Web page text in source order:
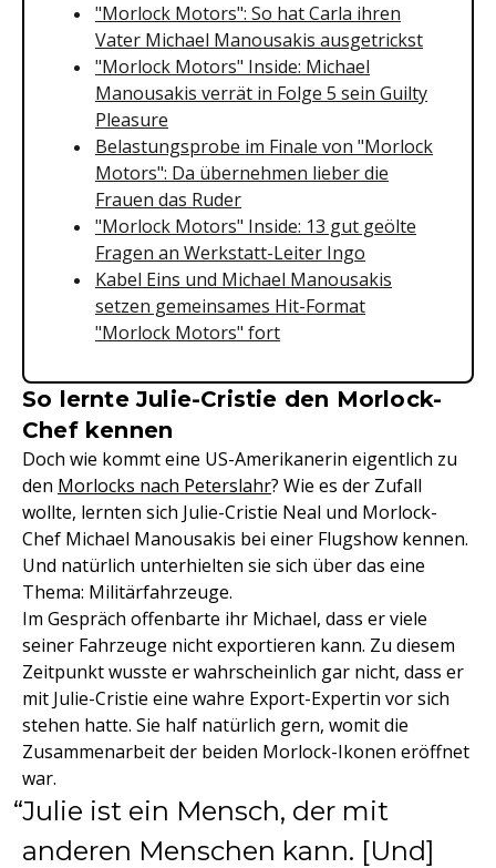
"Morlock Motors": So hat Carla ihren
Vater Michael Manousakis ausgetrickst
"Morlock Motors" Inside: Michael
Manousakis verrät in Folge 5 sein Guilty
Pleasure
Belastungsprobe im Finale von "Morlock
Motors": Da übernehmen lieber die
Frauen das Ruder
"Morlock Motors" Inside: 13 gut geölte
Fragen an Werkstatt-Leiter Ingo
Kabel Eins und Michael Manousakis
setzen gemeinsames Hit-Format
"Morlock Motors" fort
So lernte Julie-Cristie den Morlock-
Chef kennen
Doch wie kommt eine US-Amerikanerin eigentlich zu
den Morlocks nach Peterslahr? Wie es der Zufall
wollte, lernten sich Julie-Cristie Neal und Morlock-
Chef Michael Manousakis bei einer Flugshow kennen.
Und natürlich unterhielten sie sich über das eine
Thema: Militärfahrzeuge.
Im Gespräch offenbarte ihr Michael, dass er viele
seiner Fahrzeuge nicht exportieren kann. Zu diesem
Zeitpunkt wusste er wahrscheinlich gar nicht, dass er
mit Julie-Cristie eine wahre Export-Expertin vor sich
stehen hatte. Sie half natürlich gern, womit die
Zusammenarbeit der beiden Morlock-Ikonen eröffnet
war.
Julie ist ein Mensch, der mit
anderen Menschen kann. [Und]